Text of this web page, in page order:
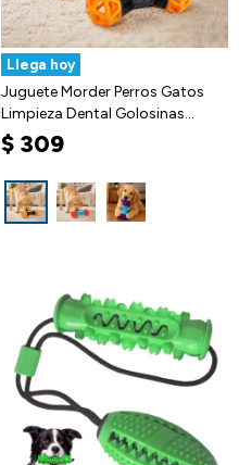
Llega hoy
Juguete Morder Perros Gatos
Limpieza Dental Golosinas
Premio
$ 309